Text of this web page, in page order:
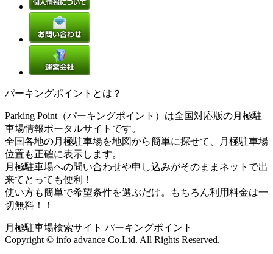
パーキングポイントとは？
Parking Point（パーキングポイント）は全国対応版の月極駐
車場情報ポータルサイトです。
全国各地の月極駐車場を地図から簡単に探せて、月極駐車場
位置も正確に表示します。
月極駐車場への問い合わせや申し込みがそのままネットで出
来てとっても便利！
使い方も簡単で希望条件を選ぶだけ。もちろん利用料金は一
切無料！！
月極駐車場検索サイト パーキングポイント
Copyright © info advance Co.Ltd. All Rights Reserved.